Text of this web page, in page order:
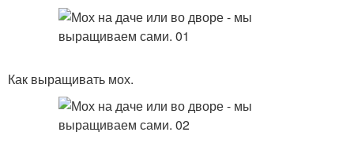
Как выращивать мох.